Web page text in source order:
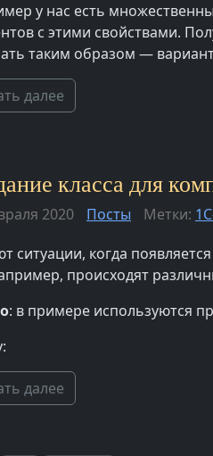
у нас есть
с этими свойствами.
таким образом —
далее
класса для
2020 Посты Метки:
ситуации, когда
происходят
: в примере используются
далее